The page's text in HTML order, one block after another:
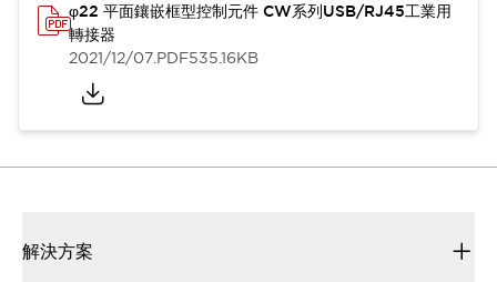
φ22 平面鑲嵌框型控制元件 CW系列USB/RJ45工業用
轉接器
2021/12/07.PDF535.16KB
解決方案